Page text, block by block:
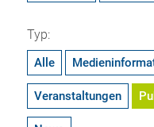
Typ:
Alle
Veranstaltungen